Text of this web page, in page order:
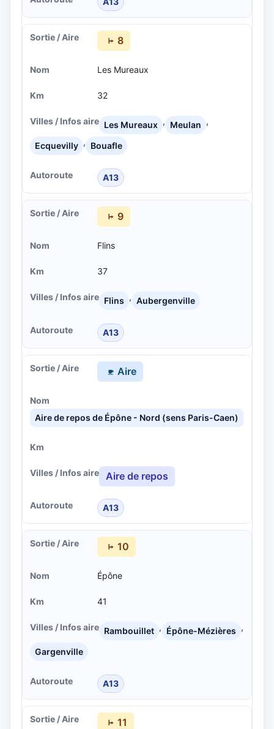
8
Les Mureaux
32
Les Mureaux , Meulan ,
Ecquevilly , Bouafle
A13
9
Flins
37
Flins , Aubergenville
A13
Aire
Aire de repos de Épône - Nord (sens Paris-Caen)
Aire de repos
A13
10
Épône
41
Rambouillet , Épône-Mézières ,
Gargenville
A13
11